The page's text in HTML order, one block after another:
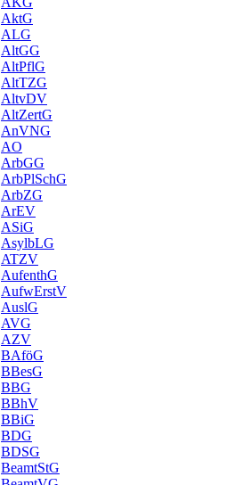
AktG
ALG
AltGG
AltPflG
AltTZG
AltvDV
AltZertG
AnVNG
AO
ArbGG
ArbPlSchG
ArbZG
ArEV
ASiG
AsylbLG
ATZV
AufenthG
AufwErstV
AuslG
AVG
AZV
BAföG
BBesG
BBG
BBhV
BBiG
BDG
BDSG
BeamtStG